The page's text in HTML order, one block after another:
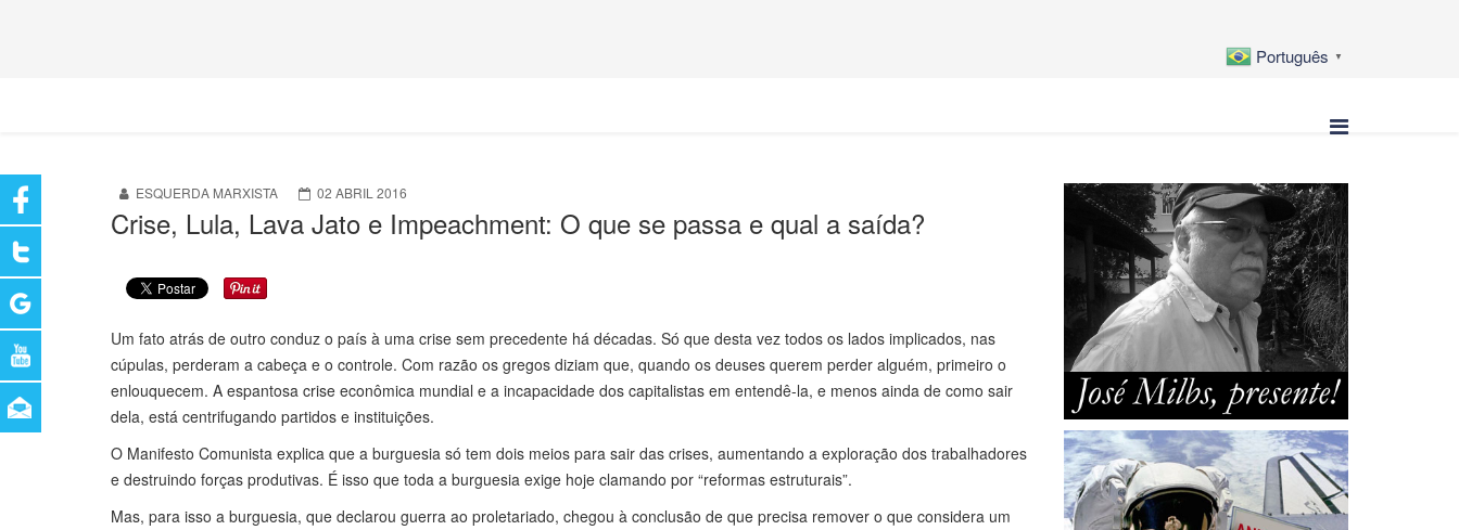
Português ▼
ESQUERDA MARXISTA 02 ABRIL 2016
Crise, Lula, Lava Jato e Impeachment: O que se passa e qual a saída?
Um fato atrás de outro conduz o país à uma crise sem precedente há décadas. Só que desta vez todos os lados implicados, nas
cúpulas, perderam a cabeça e o controle. Com razão os gregos diziam que, quando os deuses querem perder alguém, primeiro o
enlouquecem. A espantosa crise econômica mundial e a incapacidade dos capitalistas em entendê-la, e menos ainda de como sair
dela, está centrifugando partidos e instituições.
O Manifesto Comunista explica que a burguesia só tem dois meios para sair das crises, aumentando a exploração dos trabalhadores
e destruindo forças produtivas. É isso que toda a burguesia exige hoje clamando por “reformas estruturais”.
Mas, para isso a burguesia, que declarou guerra ao proletariado, chegou à conclusão de que precisa remover o que considera um